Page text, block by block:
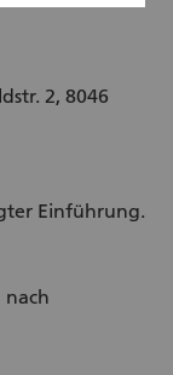
2, 8046
Einführung.
nach